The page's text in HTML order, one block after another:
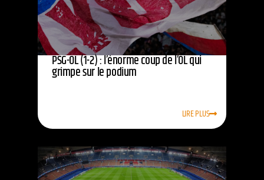
PSG-OL (1-2) : l’énorme coup de l’OL qui
grimpe sur le podium
LIRE PLUS